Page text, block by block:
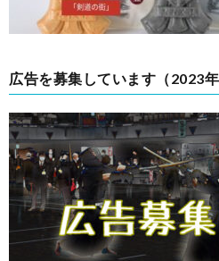
広告を募集しています（2023年